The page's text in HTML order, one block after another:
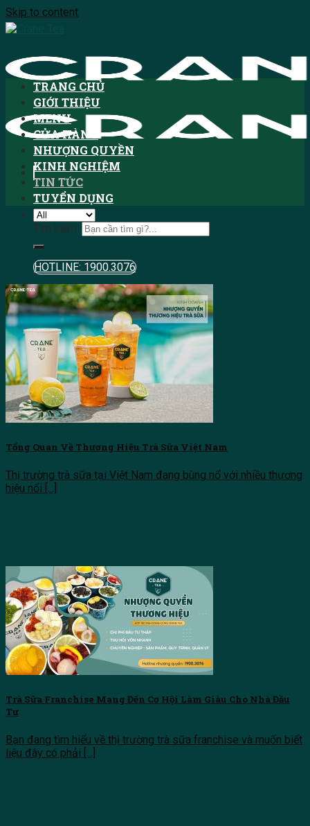
Skip to content
Tìm kiếm:
HOTLINE: 1900.3076
Tìm kiếm:
TRANG CHỦ
GIỚI THIỆU
MENU
CỬA HÀNG
NHƯỢNG QUYỀN
KINH NGHIỆM
TIN TỨC
TUYỂN DỤNG
Tổng Quan Về Thương Hiệu Trà Sữa Việt Nam
Thị trường trà sữa tại Việt Nam đang bùng nổ với nhiều thương
hiệu nổi [...]
Trà Sữa Franchise Mang Đến Cơ Hội Làm Giàu Cho Nhà Đầu
Tư
Bạn đang tìm hiểu về thị trường trà sữa franchise và muốn biết
liệu đây có phải [...]